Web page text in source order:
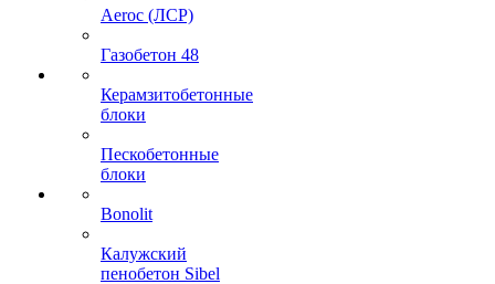
Aeroc (ЛСР)
Газобетон 48
Керамзитобетонные
блоки
Пескобетонные
блоки
Bonolit
Калужский
пенобетон Sibel